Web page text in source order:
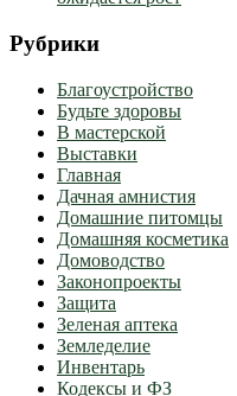
Рубрики
Благоустройство
Будьте здоровы
В мастерской
Выставки
Главная
Дачная амнистия
Домашние питомцы
Домашняя косметика
Домоводство
Законопроекты
Защита
Зеленая аптека
Земледелие
Инвентарь
Кодексы и ФЗ